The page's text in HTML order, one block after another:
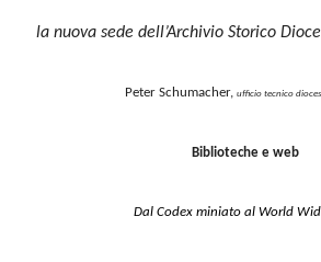
la nuova sede dell’Archivio Storico
Peter Schumacher, ufficio tecnico
Biblioteche e web
Dal Codex miniato al World